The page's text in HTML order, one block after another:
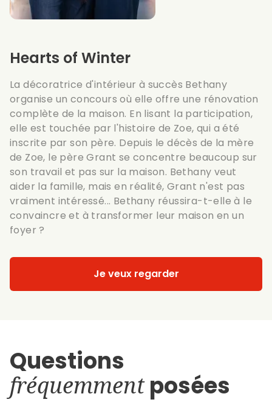
Hearts of Winter
La décoratrice d'intérieur à succès Bethany
organise un concours où elle offre une rénovation
complète de la maison. En lisant la participation,
elle est touchée par l'histoire de Zoe, qui a été
inscrite par son père. Depuis le décès de la mère
de Zoe, le père Grant se concentre beaucoup sur
son travail et pas sur la maison. Bethany veut
aider la famille, mais en réalité, Grant n'est pas
vraiment intéressé... Bethany réussira-t-elle à le
convaincre et à transformer leur maison en un
foyer ?
Je veux regarder
Questions
fréquemmentposées